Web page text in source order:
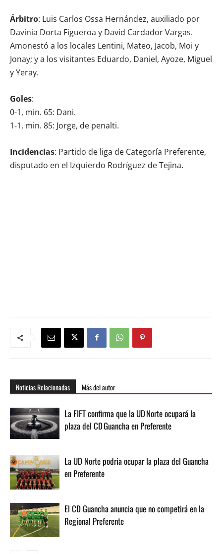
Árbitro: Luis Carlos Ossa Hernández, auxiliado por
Davinia Dorta Figueroa y David Cardador Vargas.
Amonestó a los locales Lentini, Mateo, Jacob, Moi y
Jonay; y a los visitantes Eduardo, Daniel, Ayoze, Miguel
y Yeray.
Goles:
0-1, min. 65: Dani.
1-1, min. 85: Jorge, de penalti.
Incidencias: Partido de liga de Categoría Preferente,
disputado en el Izquierdo Rodríguez de Tejina.
Noticias Relacionadas Más del autor
La FIFT confirma que la UD Norte ocupará la
plaza del CD Guancha en Preferente
La UD Norte podria ocupar la plaza del Guancha
en Preferente
El CD Guancha anuncia que no competirá en la
Regional Preferente